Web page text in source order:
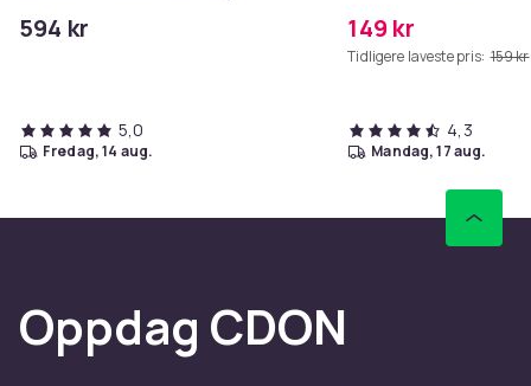
594 kr
5,0
fredag, 14 aug.
149 kr
Tidligere laveste pris: 159 kr
4,3
mandag, 17 aug.
Oppdag CDON